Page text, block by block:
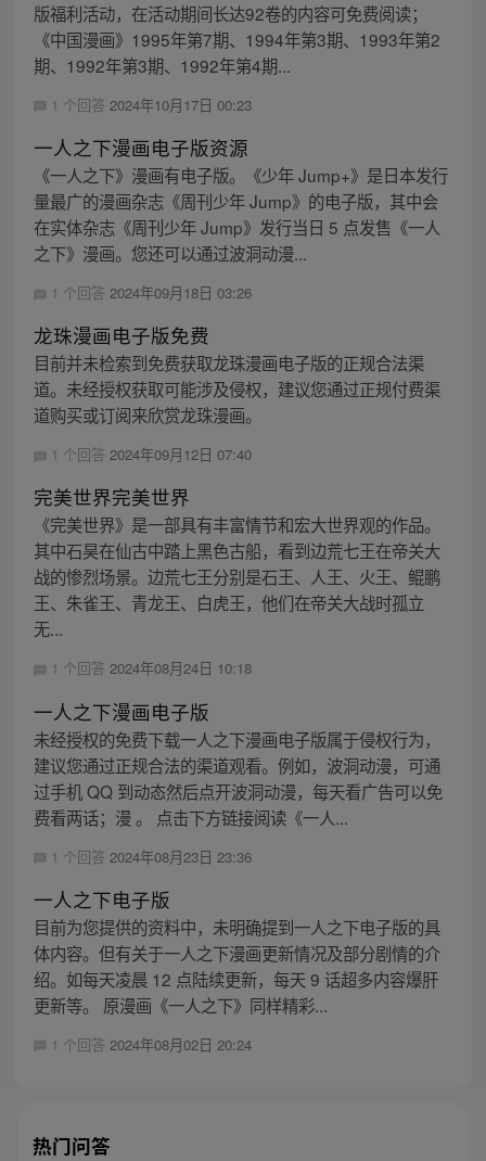
版福利活动，在活动期间长达92卷的内容可免费阅读；
《中国漫画》1995年第7期、1994年第3期、1993年第2
期、1992年第3期、1992年第4期...
1 个回答 2024年10月17日 00:23
一人之下漫画电子版资源
《一人之下》漫画有电子版。《少年 Jump+》是日本发行
量最广的漫画杂志《周刊少年 Jump》的电子版，其中会
在实体杂志《周刊少年 Jump》发行当日 5 点发售《一人
之下》漫画。您还可以通过波洞动漫...
1 个回答 2024年09月18日 03:26
龙珠漫画电子版免费
目前并未检索到免费获取龙珠漫画电子版的正规合法渠
道。未经授权获取可能涉及侵权，建议您通过正规付费渠
道购买或订阅来欣赏龙珠漫画。
1 个回答 2024年09月12日 07:40
完美世界完美世界
《完美世界》是一部具有丰富情节和宏大世界观的作品。
其中石昊在仙古中踏上黑色古船，看到边荒七王在帝关大
战的惨烈场景。边荒七王分别是石王、人王、火王、鲲鹏
王、朱雀王、青龙王、白虎王，他们在帝关大战时孤立
无...
1 个回答 2024年08月24日 10:18
一人之下漫画电子版
未经授权的免费下载一人之下漫画电子版属于侵权行为，
建议您通过正规合法的渠道观看。例如，波洞动漫，可通
过手机 QQ 到动态然后点开波洞动漫，每天看广告可以免
费看两话；漫 。 点击下方链接阅读《一人...
1 个回答 2024年08月23日 23:36
一人之下电子版
目前为您提供的资料中，未明确提到一人之下电子版的具
体内容。但有关于一人之下漫画更新情况及部分剧情的介
绍。如每天凌晨 12 点陆续更新，每天 9 话超多内容爆肝
更新等。 原漫画《一人之下》同样精彩...
1 个回答 2024年08月02日 20:24
热门问答